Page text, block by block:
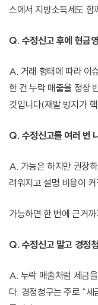
스에서 지방소득세도 함
Q. 수정신고 후에 현금
A. 거래 형태에 따라 이
한 건 누락 매출을 정상
것입니다(재발 방지가
Q. 수정신고를 여러 번
A. 가능은 하지만 권장
려워지고 설명 비용이
가능하면 한 번에 근거
Q. 수정신고 말고 경정
A. 누락 매출처럼 세금
다. 경정청구는 주로 “